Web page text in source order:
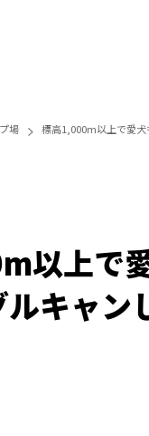
場 標高1,000m以上で愛
以上で
キャン